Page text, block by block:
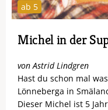
ab 5
Michel in der
von Astrid Lindgren
Hast du schon mal
Lönneberga in
Dieser Michel ist 5